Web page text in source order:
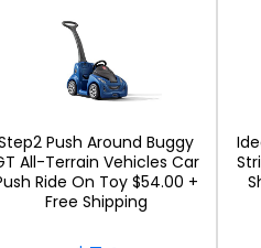
Push Around Buggy
All-Terrain Vehicles Car
Ride On Toy $54.00 +
Free Shipping